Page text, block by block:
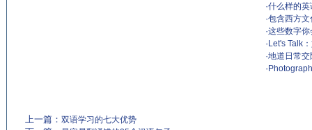
·什么样的英
·包含西方
·这些数字
· Let's Talk
·地道日常
·
上一篇： 双语学习的七大优势